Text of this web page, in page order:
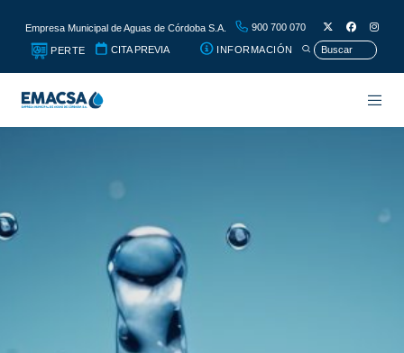
Empresa Municipal de Aguas de Córdoba S.A. 900 700 070
PERTE CITA PREVIA INFORMACIÓN